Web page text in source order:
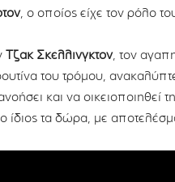
, ο οποίος είχε τον ρόλο
Τζακ Σκέλλινγκτον, τον
του τρόμου,
και να οικειοποιηθεί
ίδιος τα δώρα, με